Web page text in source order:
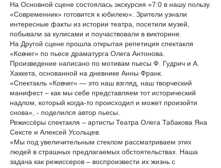
На Основной сцене состоялась экскурсия «7:0 в нашу пользу.
«Современник» готовится к юбилею». Зрители узнали
интересные факты из истории театра, посетили музей,
побывали за кулисами и поучаствовали в викторине.
На Другой сцене прошла открытая репетиция спектакля
«Ковчег» по пьесе драматурга Олега Антонова.
Произведение написано по мотивам пьесы Ф. Гудрич и А.
Хаккета, основанной на дневнике Анны Франк.
«Спектакль «Ковчег» — это наш взгляд, наш творческий
манифест – как мы себе представляем тот исторический
надлом, который когда-то происходил и может произойти
снова», - поделился автор пьесы.
Режиссёры спектакля – артисты Театра Олега Табакова Яна
Сексте и Алексей Усольцев.
«Мы под увеличительным стеклом рассматриваем этих
людей в страшных предлагаемых обстоятельствах. Наша
задача как режиссеров – воспроизвести их жизнь с